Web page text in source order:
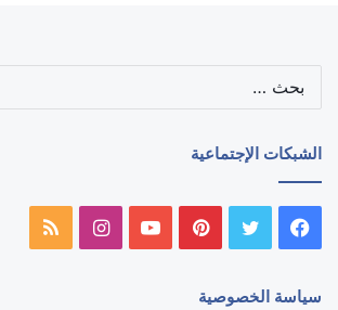
الشبكات الإجتماعية
فيسبوك تويتر بينتيريستيوتيوبانستقرامملخص
سياسة الخصوصية